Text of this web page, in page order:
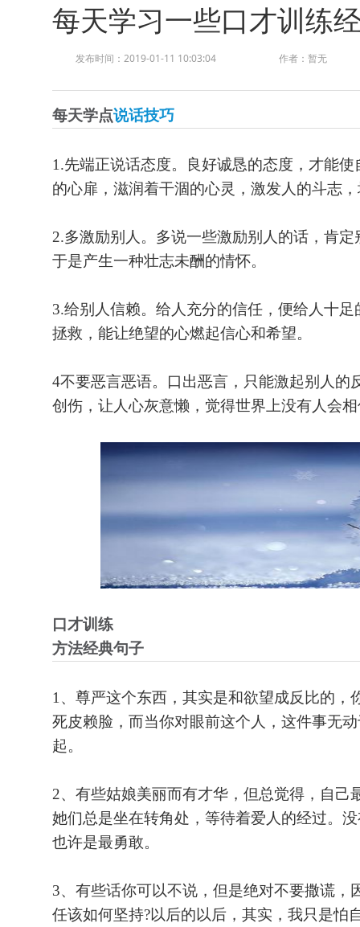
每天学习一些口才训练
发布时间：2019-01-11 10:03:04 作者：暂无
每天学点说话技巧
1.先端正说话态度。良好诚恳的态度，才能
的心扉，滋润着干涸的心灵，激发人的斗志
2.多激励别人。多说一些激励别人的话，肯
于是产生一种壮志未酬的情怀。
3.给别人信赖。给人充分的信任，便给人十
拯救，能让绝望的心燃起信心和希望。
4不要恶言恶语。口出恶言，只能激起别人
创伤，让人心灰意懒，觉得世界上没有人会
口才训练
方法经典句子
1、尊严这个东西，其实是和欲望成反比的
死皮赖脸，而当你对眼前这个人，这件事无
起。
2、有些姑娘美丽而有才华，但总觉得，自
她们总是坐在转角处，等待着爱人的经过。
也许是最勇敢。
3、有些话你可以不说，但是绝对不要撒谎
任该如何坚持?以后的以后，其实，我只是怕